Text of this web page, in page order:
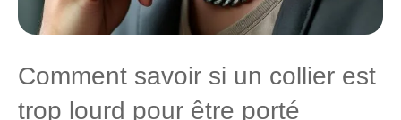
Comment savoir si un collier est
trop lourd pour être porté